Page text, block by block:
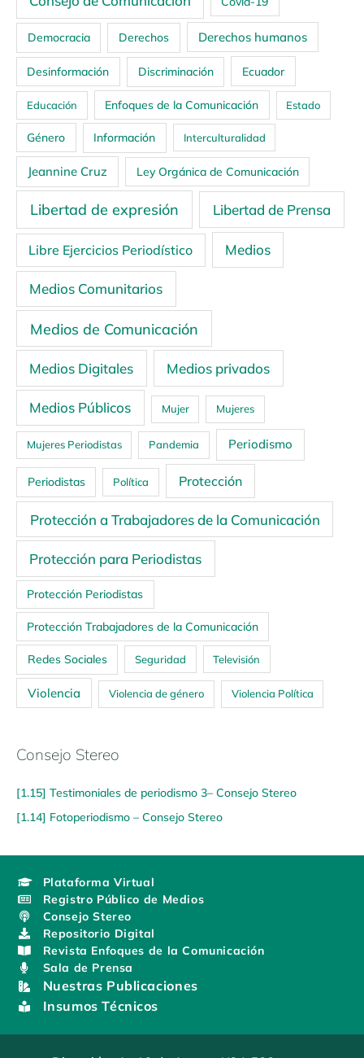
Democracia Derechos Derechos humanos
Desinformación Discriminación Ecuador
Educación Enfoques de la Comunicación Estado
Género Información Interculturalidad
Jeannine Cruz Ley Orgánica de Comunicación
Libertad de expresión Libertad de Prensa
Libre Ejercicios Periodístico Medios
Medios Comunitarios
Medios de Comunicación
Medios Digitales Medios privados
Medios Públicos Mujer Mujeres
Mujeres Periodistas Pandemia Periodismo
Periodistas Política Protección
Protección a Trabajadores de la Comunicación
Protección para Periodistas
Protección Periodistas
Protección Trabajadores de la Comunicación
Redes Sociales Seguridad Televisión
Violencia Violencia de género Violencia Política
Consejo Stereo
[1.15] Testimoniales de periodismo 3– Consejo Stereo
[1.14] Fotoperiodismo – Consejo Stereo
Plataforma Virtual
Registro Público de Medios
Consejo Stereo
Repositorio Digital
Revista Enfoques de la Comunicación
Sala de Prensa
Nuestras Publicaciones
Insumos Técnicos